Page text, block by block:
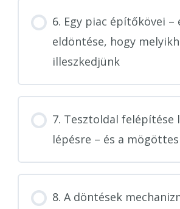
6. Egy piac építőkövei –
eldöntése, hogy
illeszkedjünk
7. Tesztoldal felépítése
lépésre – és a
8. A döntések